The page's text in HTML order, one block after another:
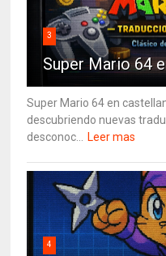
3
Super Mario 64
Super Mario 64 en
descubriendo nuevas
desconoc... Leer mas
4